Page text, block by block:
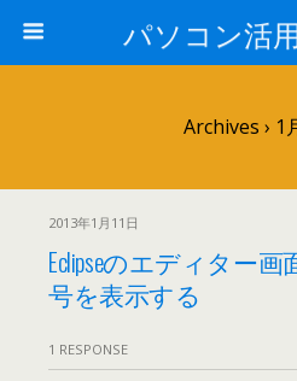
パソコン活
Archives › 1
2013年1月11日
Eclipseのエディター
号を表示する
1 RESPONSE